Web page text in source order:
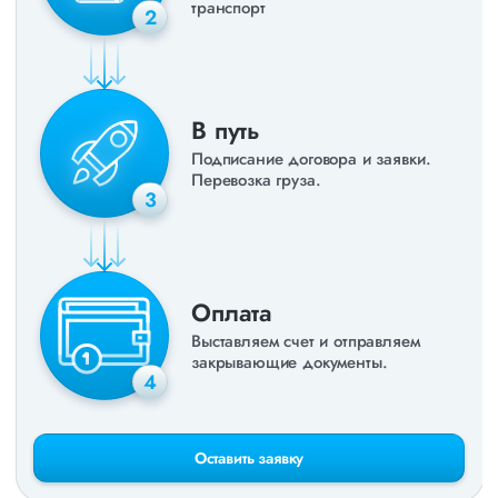
2
транспорт
3
В путь
Подписание договора и заявки.
Перевозка груза.
4
Оплата
Выставляем счет и отправляем
закрывающие документы.
Оставить заявку